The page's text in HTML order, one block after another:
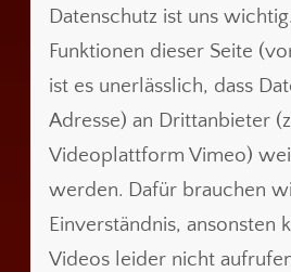
Datenschutz ist uns
Funktionen dieser Seite
ist es unerlässlich, dass
Adresse) an Drittanbieter
Videoplattform Vimeo)
werden. Dafür brauchen
Einverständnis, ansonsten
Videos leider nicht